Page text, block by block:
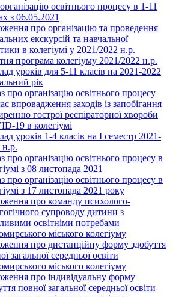
освітнього процесу в 1-11
з 06.05.2021
про організацію та проведення
екскурсій та навчальної
в колегіумі у 2021/2022 н.р.
програма колегіуму 2021/2022 н.р.
уроків для 5-11 класів на 2021-2022
рік
про організацію освітнього процесу
впровадження заходів із запобігання
гострої респіраторної хвороби
19 в колегіумі
уроків 1-4 класів на І семестр 2021-
н.р.
про організацію освітнього процесу в
з 08 листопада 2021
про організацію освітнього процесу в
з 17 листопада 2021 року
про команду психолого-
супроводу дитини з
освітніми потребами
міського колегіуму
про дистанційну форму здобуття
загальної середньої освіти
міського колегіуму
про індивідуальну форму
повної загальної середньої освіти